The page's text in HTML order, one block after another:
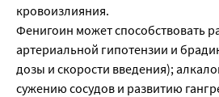
кровоизлияния.
Фенигоин может способствовать
артериальной гипотензии и
дозы и скорости введения);
сужению сосудов и развитию